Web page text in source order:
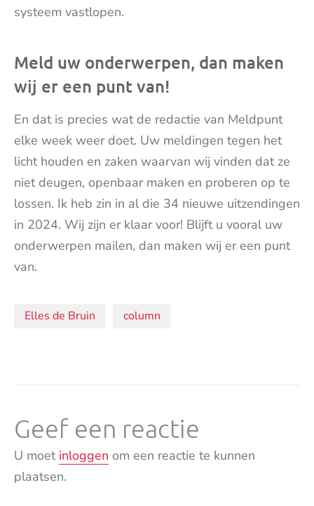
systeem vastlopen.
Meld uw onderwerpen, dan maken
wij er een punt van!
En dat is precies wat de redactie van Meldpunt
elke week weer doet. Uw meldingen tegen het
licht houden en zaken waarvan wij vinden dat ze
niet deugen, openbaar maken en proberen op te
lossen. Ik heb zin in al die 34 nieuwe uitzendingen
in 2024. Wij zijn er klaar voor! Blijft u vooral uw
onderwerpen mailen, dan maken wij er een punt
van.
Onderwerpen:
Elles de Bruin column
Geef een reactie
U moet inloggen om een reactie te kunnen
plaatsen.